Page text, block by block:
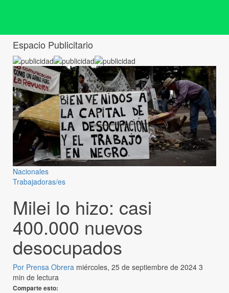
Espacio Publicitario
Nacionales
Trabajadoras/es
Milei lo hizo: casi
400.000 nuevos
desocupados
Por Prensa Obrera miércoles, 25 de septiembre de 2024 3
min de lectura
Comparte esto: